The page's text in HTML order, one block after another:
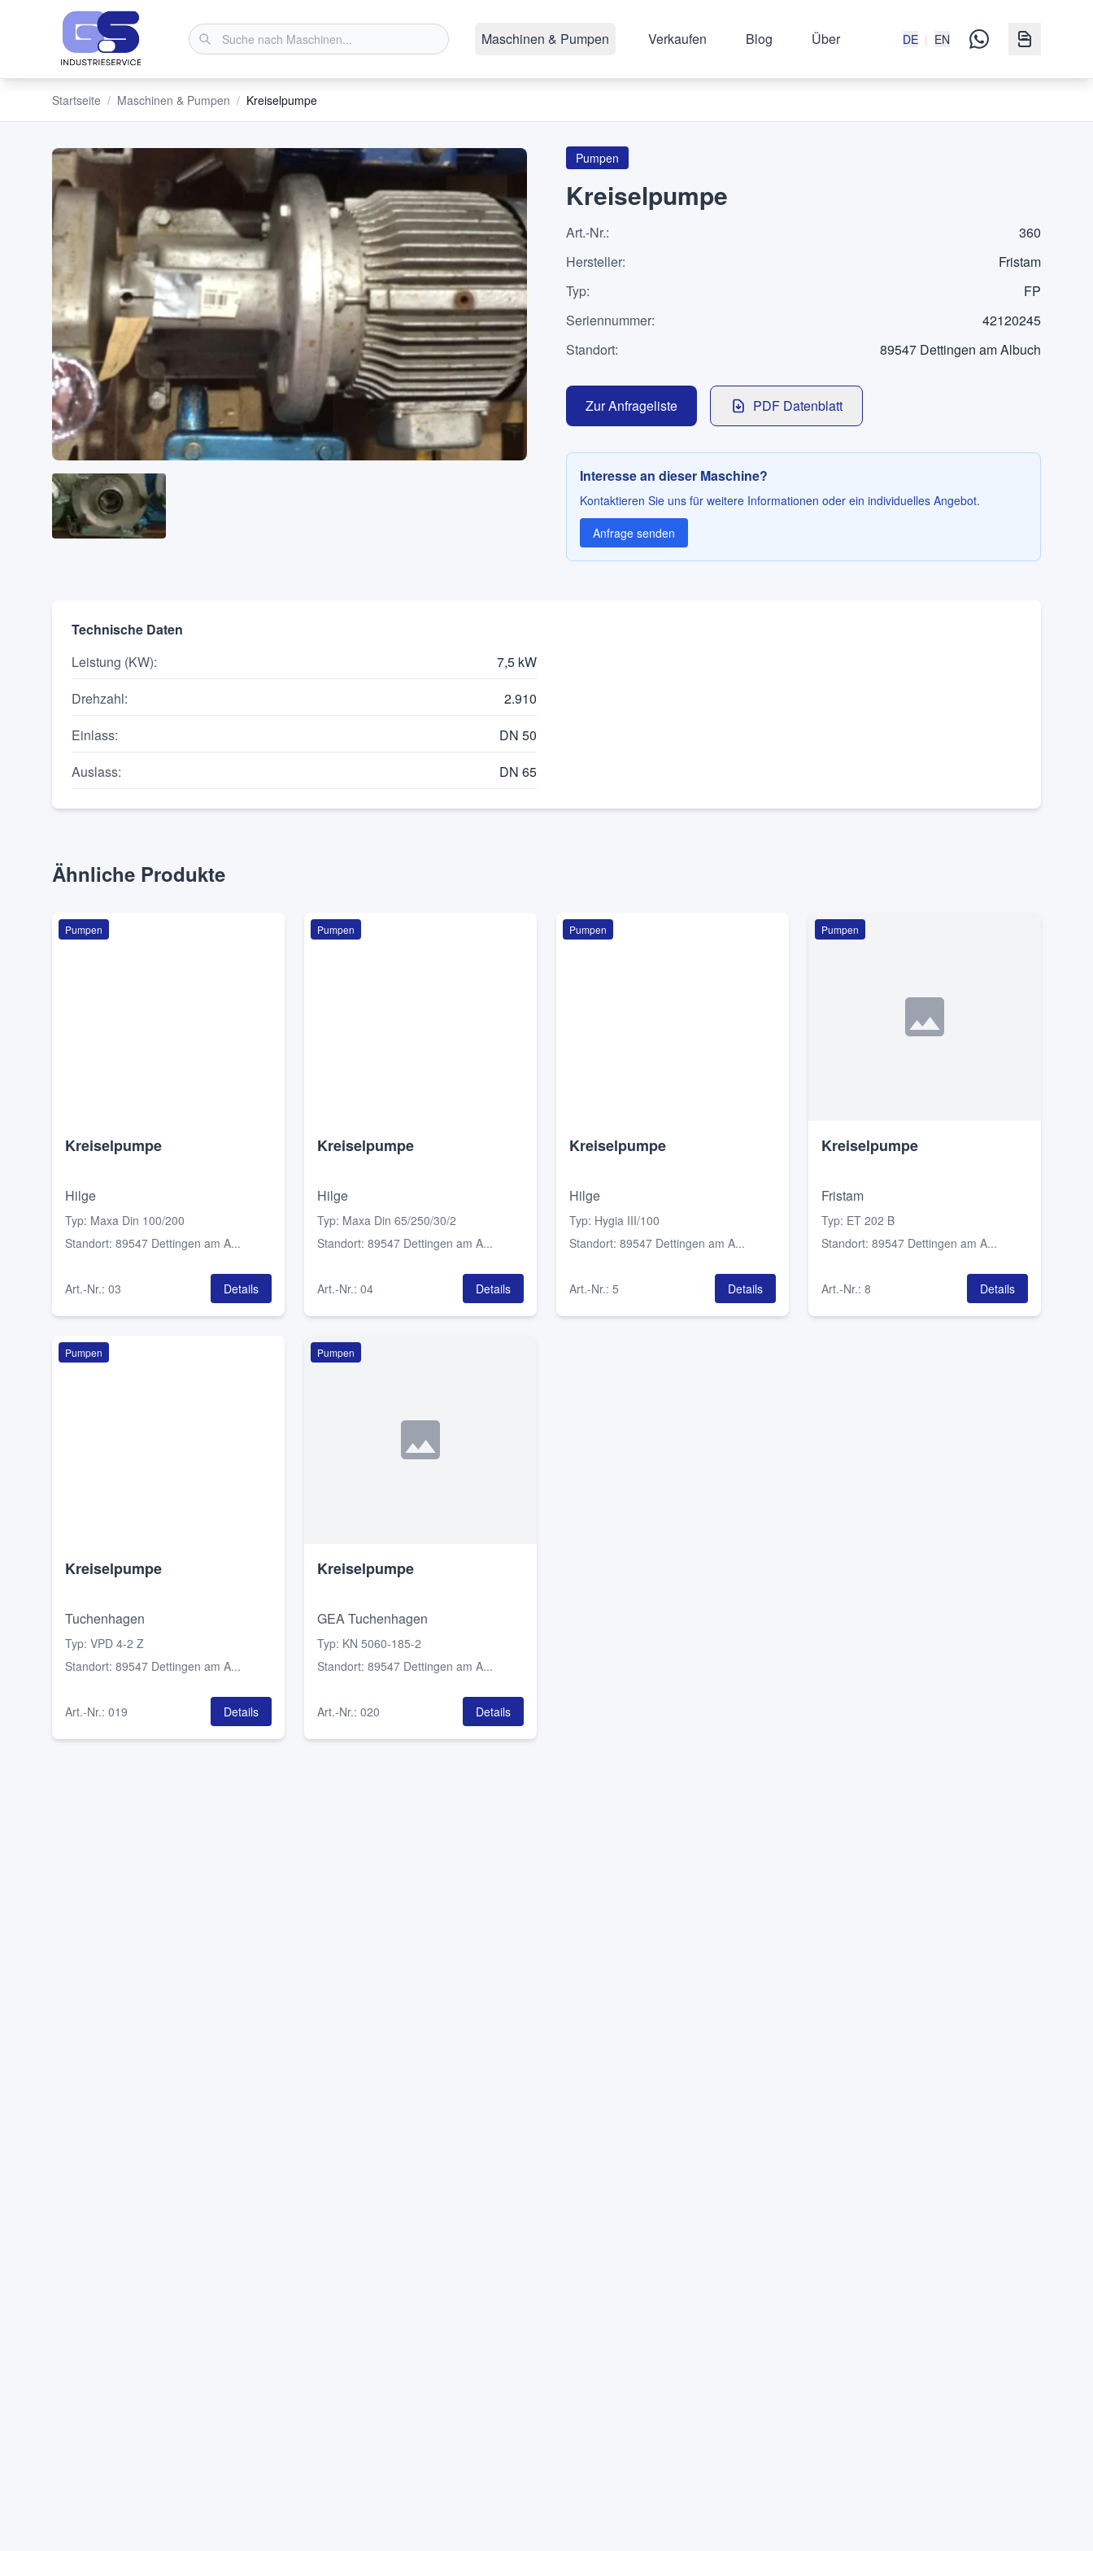
Maschinen & Pumpen Verkaufen Blog Über DE | EN
Startseite / Maschinen & Pumpen / Kreiselpumpe
Pumpen
Kreiselpumpe
Art.-Nr.:
360
Hersteller:
Fristam
Typ:
FP
Seriennummer:
42120245
Standort: 89547 Dettingen am Albuch
Zur Anfrageliste PDF Datenblatt
Interesse an dieser Maschine?
Kontaktieren Sie uns für weitere Informationen oder ein individuelles Angebot.
Anfrage senden
Technische Daten
Leistung (KW):
7,5 kW
Drehzahl:
2.910
Einlass:
DN 50
Auslass: DN 65
Ähnliche Produkte
Pumpen
Kreiselpumpe
Hilge
Typ: Maxa Din 100/200
Standort: 89547 Dettingen am A...
Art.-Nr.: 03 Details
Pumpen
Kreiselpumpe
Hilge
Typ: Maxa Din 65/250/30/2
Standort: 89547 Dettingen am A...
Art.-Nr.: 04 Details
Pumpen
Kreiselpumpe
Hilge
Typ: Hygia III/100
Standort: 89547 Dettingen am A...
Art.-Nr.: 5 Details
Pumpen
Kreiselpumpe
Fristam
Typ: ET 202 B
Standort: 89547 Dettingen am A...
Art.-Nr.: 8 Details
Pumpen
Kreiselpumpe
Tuchenhagen
Typ: VPD 4-2 Z
Standort: 89547 Dettingen am A...
Art.-Nr.: 019 Details
Pumpen
Kreiselpumpe
GEA Tuchenhagen
Typ: KN 5060-185-2
Standort: 89547 Dettingen am A...
Art.-Nr.: 020 Details